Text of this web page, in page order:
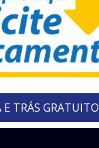
E TRÁS GRATUITO